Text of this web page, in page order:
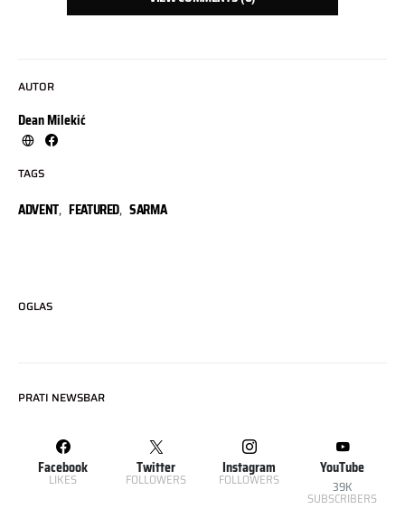
AUTOR
Dean Milekić
TAGS
ADVENT, FEATURED, SARMA
OGLAS
PRATI NEWSBAR
Facebook
LIKES
Twitter
FOLLOWERS
Instagram
FOLLOWERS
YouTube
39K
SUBSCRIBERS